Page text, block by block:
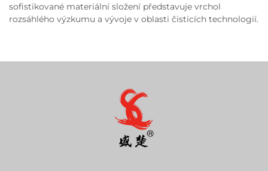
sofistikované materiální složení představuje vrchol
rozsáhlého výzkumu a vývoje v oblasti čisticích technologií.